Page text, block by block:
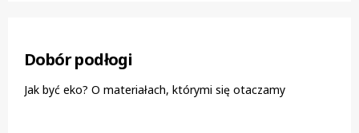
Dobór podłogi
Jak być eko? O materiałach, którymi się otaczamy